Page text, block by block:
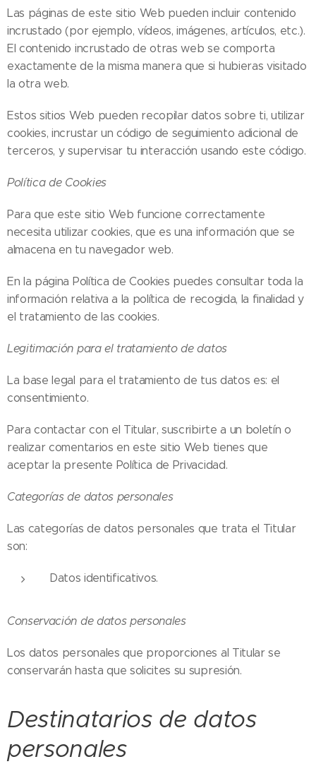
Las páginas de este sitio Web pueden incluir contenido
incrustado (por ejemplo, vídeos, imágenes, artículos, etc.).
El contenido incrustado de otras web se comporta
exactamente de la misma manera que si hubieras visitado
la otra web.
Estos sitios Web pueden recopilar datos sobre ti, utilizar
cookies, incrustar un código de seguimiento adicional de
terceros, y supervisar tu interacción usando este código.
Política de Cookies
Para que este sitio Web funcione correctamente
necesita utilizar cookies, que es una información que se
almacena en tu navegador web.
En la página Política de Cookies puedes consultar toda la
información relativa a la política de recogida, la finalidad y
el tratamiento de las cookies.
Legitimación para el tratamiento de datos
La base legal para el tratamiento de tus datos es: el
consentimiento.
Para contactar con el Titular, suscribirte a un boletín o
realizar comentarios en este sitio Web tienes que
aceptar la presente Política de Privacidad.
Categorías de datos personales
Las categorías de datos personales que trata el Titular
son:
Datos identificativos.
Conservación de datos personales
Los datos personales que proporciones al Titular se
conservarán hasta que solicites su supresión.
Destinatarios de datos
personales